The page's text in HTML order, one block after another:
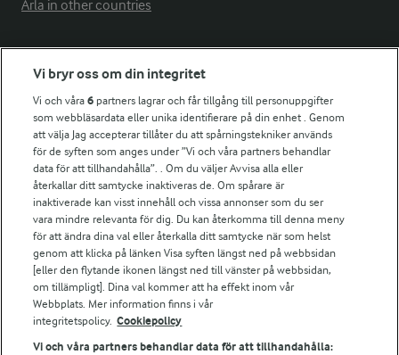
Arla in other countries
Fler Arlasajter
För ägare
Arlas kundportal
Arla.com
Falbygdens Ost
Arla webbshop
Bildbank
Följ oss
Vi bryr oss om din integritet
Vi och våra6 partners lagrar och får tillgång till personuppgifter
som webbläsardata eller unika identifierare på din enhet . Genom
att välja Jag accepterar tillåter du att spårningstekniker används
för de syften som anges under ”Vi och våra partners behandlar
data för att tillhandahålla”. . Om du väljer Avvisa alla eller
återkallar ditt samtycke inaktiveras de. Om spårare är
inaktiverade kan visst innehåll och vissa annonser som du ser
vara mindre relevanta för dig. Du kan återkomma till denna meny
för att ändra dina val eller återkalla ditt samtycke när som helst
genom att klicka på länken Visa syften längst ned på webbsidan
[eller den flytande ikonen längst ned till vänster på webbsidan,
om tillämpligt]. Dina val kommer att ha effekt inom vår
Webbplats. Mer information finns i vår
integritetspolicy. Cookiepolicy
Vi och våra partners behandlar data för att tillhandahålla: